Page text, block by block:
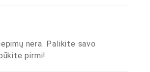
nėra. Palikite savo
pirmi!